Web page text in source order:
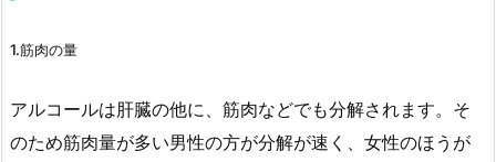
1.筋肉の量
アルコールは肝臓の他に、筋肉などでも分解されます。そ
のため筋肉量が多い男性の方が分解が速く、女性のほうが